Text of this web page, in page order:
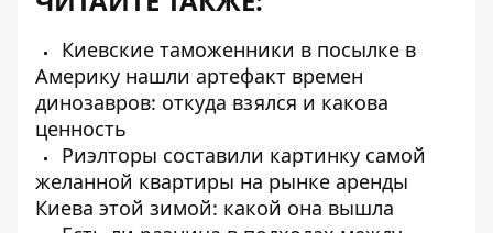
Киевские таможенники в посылке в
Америку нашли артефакт времен
динозавров: откуда взялся и какова
ценность
Риэлторы составили картинку самой
желанной квартиры на рынке аренды
Киева этой зимой: какой она вышла